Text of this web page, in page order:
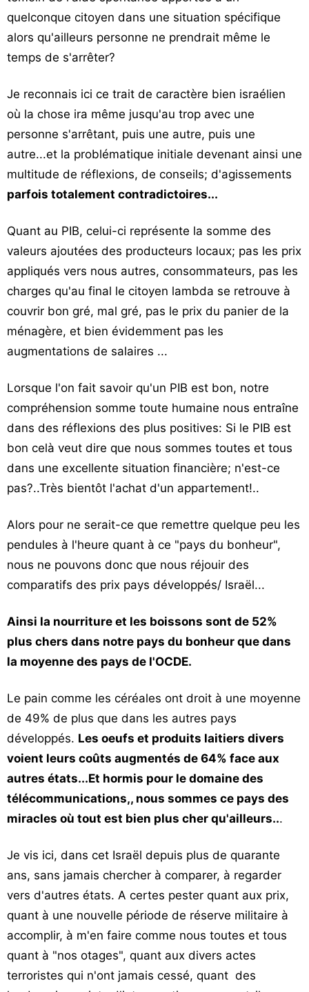
quelconque citoyen dans une situation spécifique
alors qu'ailleurs personne ne prendrait même le
temps de s'arrêter?
Je reconnais ici ce trait de caractère bien israélien
où la chose ira même jusqu'au trop avec une
personne s'arrêtant, puis une autre, puis une
autre...et la problématique initiale devenant ainsi une
multitude de réflexions, de conseils; d'agissements
parfois totalement contradictoires...
Quant au PIB, celui-ci représente la somme des
valeurs ajoutées des producteurs locaux; pas les prix
appliqués vers nous autres, consommateurs, pas les
charges qu'au final le citoyen lambda se retrouve à
couvrir bon gré, mal gré, pas le prix du panier de la
ménagère, et bien évidemment pas les
augmentations de salaires ...
Lorsque l'on fait savoir qu'un PIB est bon, notre
compréhension somme toute humaine nous entraîne
dans des réflexions des plus positives: Si le PIB est
bon celà veut dire que nous sommes toutes et tous
dans une excellente situation financière; n'est-ce
pas?..Très bientôt l'achat d'un appartement!..
Alors pour ne serait-ce que remettre quelque peu les
pendules à l'heure quant à ce "pays du bonheur",
nous ne pouvons donc que nous réjouir des
comparatifs des prix pays développés/ Israël...
Ainsi la nourriture et les boissons sont de 52%
plus chers dans notre pays du bonheur que dans
la moyenne des pays de l'OCDE.
Le pain comme les céréales ont droit à une moyenne
de 49% de plus que dans les autres pays
développés. Les oeufs et produits laitiers divers
voient leurs coûts augmentés de 64% face aux
autres états...Et hormis pour le domaine des
télécommunications,, nous sommes ce pays des
miracles où tout est bien plus cher qu'ailleurs...
Je vis ici, dans cet Israël depuis plus de quarante
ans, sans jamais chercher à comparer, à regarder
vers d'autres états. A certes pester quant aux prix,
quant à une nouvelle période de réserve militaire à
accomplir, à m'en faire comme nous toutes et tous
quant à "nos otages", quant aux divers actes
terroristes qui n'ont jamais cessé, quant des